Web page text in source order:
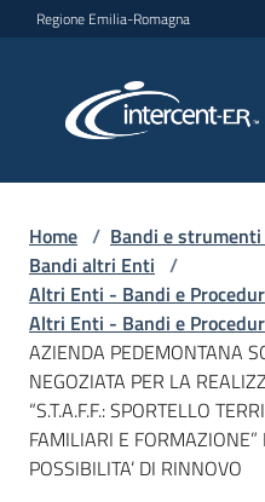
Vai al contenuto
Vai alla navigazione
Vai al footer
Regione Emilia-Romagna
per lo
L'Agenzia
Bandi
e
Home / Bandi e
Bandi altri Enti /
Altri Enti - Bandi e
Altri Enti - Bandi e
AZIENDA PEDEMONTANA
NEGOZIATA PER LA
“S.T.A.F.F.: SPORTELLO
FAMILIARI E
POSSIBILITA’ DI RINNOVO